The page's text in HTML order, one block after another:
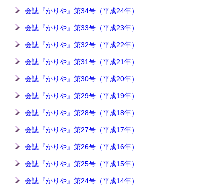
会誌『かりや』第34号（平成24年）
会誌『かりや』第33号（平成23年）
会誌『かりや』第32号（平成22年）
会誌『かりや』第31号（平成21年）
会誌『かりや』第30号（平成20年）
会誌『かりや』第29号（平成19年）
会誌『かりや』第28号（平成18年）
会誌『かりや』第27号（平成17年）
会誌『かりや』第26号（平成16年）
会誌『かりや』第25号（平成15年）
会誌『かりや』第24号（平成14年）